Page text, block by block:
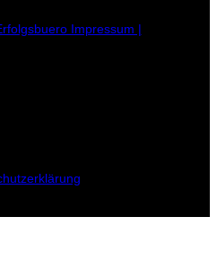
Impressum |